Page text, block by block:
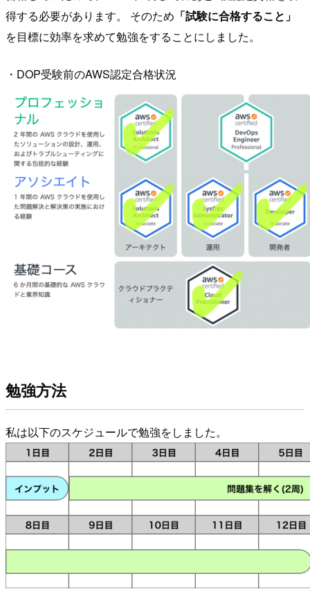
得する必要があります。 そのため 「試験に合格すること」
を目標に効率を求めて勉強をすることにしました。
・DOP受験前のAWS認定合格状況
勉強方法
私は以下のスケジュールで勉強をしました。